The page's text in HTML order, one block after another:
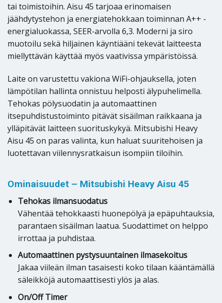
tai toimistoihin. Aisu 45 tarjoaa erinomaisen
jäähdytystehon ja energiatehokkaan toiminnan A++ -
energialuokassa, SEER-arvolla 6,3. Moderni ja siro
muotoilu sekä hiljainen käyntiääni tekevät laitteesta
miellyttävän käyttää myös vaativissa ympäristöissä.
Laite on varustettu vakiona WiFi-ohjauksella, joten
lämpötilan hallinta onnistuu helposti älypuhelimella.
Tehokas pölysuodatin ja automaattinen
itsepuhdistustoiminto pitävät sisäilman raikkaana ja
ylläpitävät laitteen suorituskykyä. Mitsubishi Heavy
Aisu 45 on paras valinta, kun haluat suuritehoisen ja
luotettavan viilennysratkaisun isompiin tiloihin.
Ominaisuudet – Mitsubishi Heavy Aisu 45
Tehokas ilmansuodatus
Vähentää tehokkaasti huonepölyä ja epäpuhtauksia,
parantaen sisäilman laatua. Suodattimet on helppo
irrottaa ja puhdistaa.
Automaattinen pystysuuntainen ilmasekoitus
Jakaa viileän ilman tasaisesti koko tilaan kääntämällä
säleikköjä automaattisesti ylös ja alas.
On/Off Timer